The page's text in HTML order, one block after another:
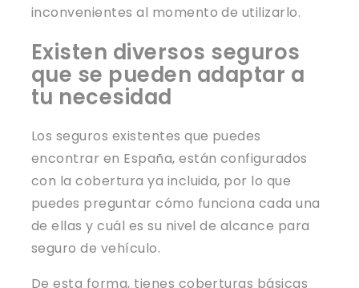
inconvenientes al momento de utilizarlo.
Existen diversos seguros
que se pueden adaptar a
tu necesidad
Los seguros existentes que puedes
encontrar en España, están configurados
con la cobertura ya incluida, por lo que
puedes preguntar cómo funciona cada una
de ellas y cuál es su nivel de alcance para
seguro de vehículo.
De esta forma, tienes coberturas básicas